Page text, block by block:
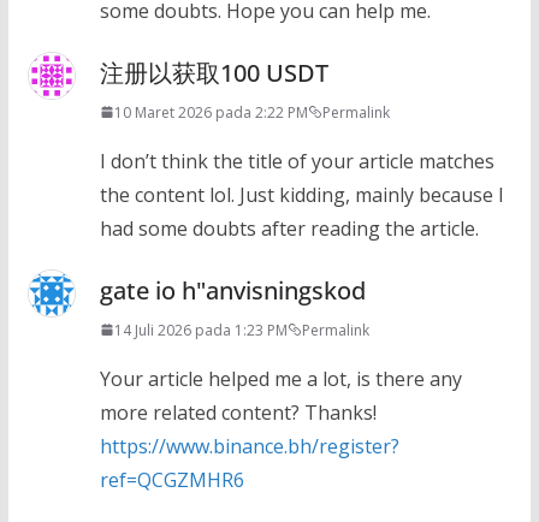
some doubts. Hope you can help me.
注册以获取100 USDT
10 Maret 2026 pada 2:22 PM Permalink
I don’t think the title of your article matches
the content lol. Just kidding, mainly because I
had some doubts after reading the article.
gate io h"anvisningskod
14 Juli 2026 pada 1:23 PM Permalink
Your article helped me a lot, is there any
more related content? Thanks!
https://www.binance.bh/register?
ref=QCGZMHR6